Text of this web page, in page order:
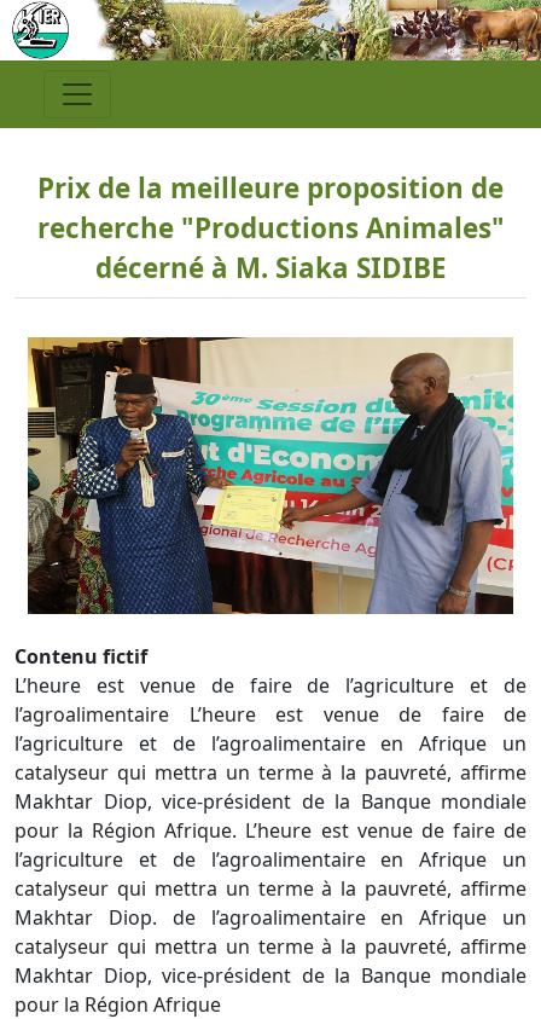
Prix de la meilleure proposition de
recherche "Productions Animales"
décerné à M. Siaka SIDIBE
Contenu fictif
L’heure est venue de faire de l’agriculture et de
l’agroalimentaire L’heure est venue de faire de
l’agriculture et de l’agroalimentaire en Afrique un
catalyseur qui mettra un terme à la pauvreté, affirme
Makhtar Diop, vice-président de la Banque mondiale
pour la Région Afrique. L’heure est venue de faire de
l’agriculture et de l’agroalimentaire en Afrique un
catalyseur qui mettra un terme à la pauvreté, affirme
Makhtar Diop. de l’agroalimentaire en Afrique un
catalyseur qui mettra un terme à la pauvreté, affirme
Makhtar Diop, vice-président de la Banque mondiale
pour la Région Afrique